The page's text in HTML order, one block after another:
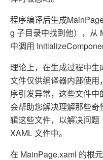
程序编译后生成
g 子目录中找到他），从
中调用
理论上，在生成过程中
文件仅供编译器内部使
序引发异常，这些文件
会帮助您解决理解那些
辑这些文件，以解决问
XAML 文件中。
在 MainPage.xaml 的根